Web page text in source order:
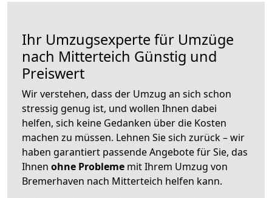
Ihr Umzugsexperte für Umzüge
nach Mitterteich Günstig und
Preiswert
Wir verstehen, dass der Umzug an sich schon
stressig genug ist, und wollen Ihnen dabei
helfen, sich keine Gedanken über die Kosten
machen zu müssen. Lehnen Sie sich zurück – wir
haben garantiert passende Angebote für Sie, das
Ihnen ohne Probleme mit Ihrem Umzug von
Bremerhaven nach Mitterteich helfen kann.